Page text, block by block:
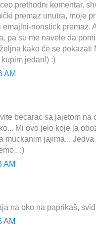
prethodni komentar,
premaz unutra, moje
nonstick premaz.
pa su me navele da
kako će se pokazati
jedan!) :)
AM
becarac sa jajetom na
Mi ovo jelo koje ja
muckanim jajima...
:)
AM
na oko na paprikaš,
AM